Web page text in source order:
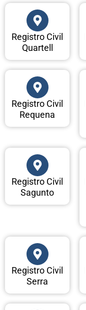
Registro Civil
Quartell
Registro Civil
Requena
Registro Civil
Sagunto
Registro Civil
Serra